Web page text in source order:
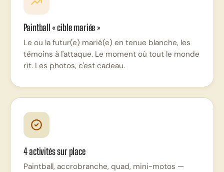
Paintball « cible mariée »
Le ou la futur(e) marié(e) en tenue blanche, les
témoins à l'attaque. Le moment où tout le monde
rit. Les photos, c'est cadeau.
4 activités sur place
Paintball, accrobranche, quad, mini-motos —